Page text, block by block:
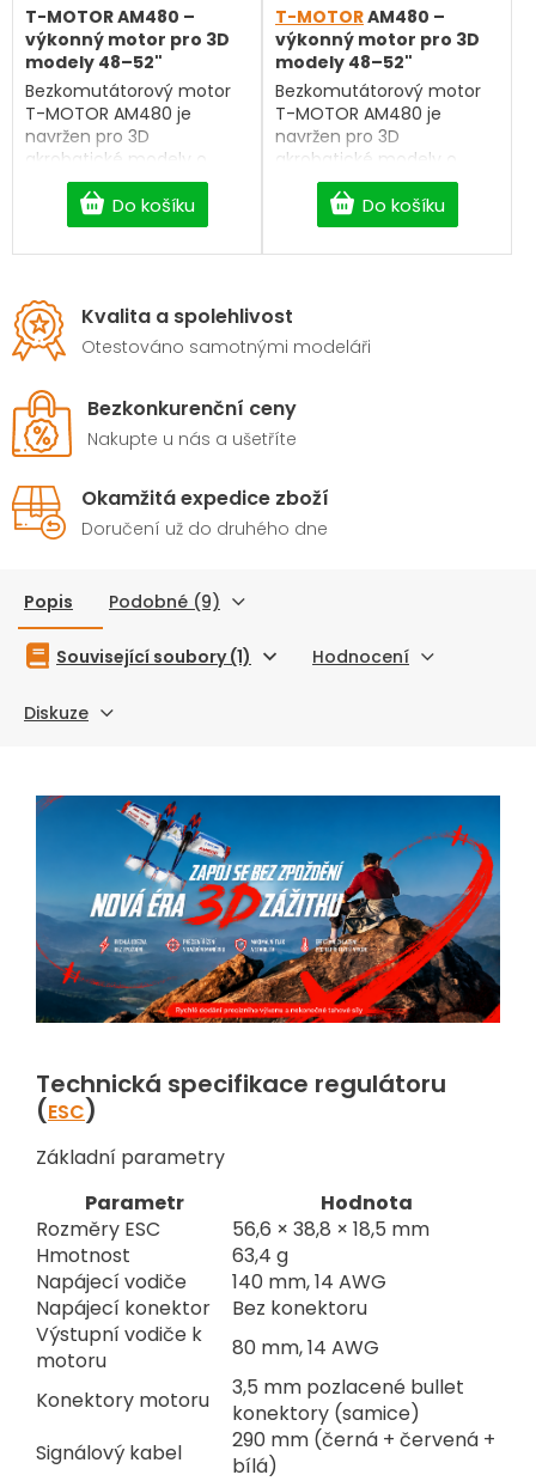
Do košíku
T-MOTOR AM480 –
výkonný motor pro 3D
modely 48–52"
Bezkomutátorový motor
T-MOTOR AM480 je
navržen pro 3D
akrobatické modely o
rozpětí 48–52". Díky
odlehčené konstrukci s
dutou hřídelí a
optimalizovanému
výkon, nízkou hmotnost a
dlouhou životnost. Poměr
průměru k výšce 3:1
zajišťuje vyšší krouticí
moment, rychlou odezvu
a efektivní chlazení.
Nastavitelný unašeč vrtule
a atraktivní dvoubarevné
prémiové zpracování.
Do košíku
T-MOTORAM480 –
výkonný motor pro 3D
modely 48–52"
Bezkomutátorový motor
T-MOTOR AM480 je
navržen pro 3D
akrobatické modely o
rozpětí 48–52". Díky
odlehčené konstrukci s
dutou hřídelí a
optimalizovanému
dlouhou životnost. Poměr
průměru k výšce 3:1
a efektivní chlazení.
Nastavitelný unašeč
prémiové zpracování.
Kvalita a spolehlivost
Otestováno samotnými modeláři
Bezkonkurenční ceny
Nakupte u nás a ušetříte
Okamžitá expedice zboží
Doručení už do druhého dne
Popis Podobné (9)
Související soubory (1) Hodnocení
Diskuze
Technická specifikace regulátoru
(ESC)
Základní parametry
Parametr
Hodnota
Rozměry ESC
56,6 × 38,8 × 18,5 mm
Hmotnost
63,4 g
Napájecí vodiče
140 mm, 14 AWG
Napájecí konektor
Bez konektoru
Výstupní vodiče k
motoru
80 mm, 14 AWG
Konektory motoru
3,5 mm pozlacené bullet
konektory (samice)
Signálový kabel
290 mm (černá + červená +
bílá)